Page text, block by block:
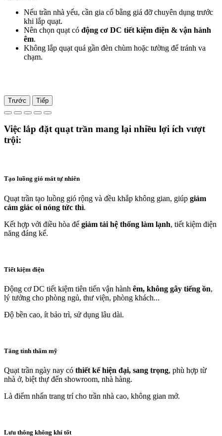
Nếu trần nhà yếu, cần gia cố bằng giá đỡ chuyên dụng trước
khi lắp quạt.
Nên chọn quạt có động cơ DC tiết kiệm điện & vận hành
êm.
Không lắp quạt quá gần đèn chùm hoặc tường để tránh va
chạm.
Trước Tiếp
Việc lắp đặt quạt trần mang lại nhiều lợi ích vượt
trội:
Tạo luồng gió mát tự nhiên
Quạt trần tạo luồng gió rộng và đều khắp không gian, giúp giảm
cảm giác oi nóng tức thì.
Kết hợp với điều hòa để giảm tải hệ thống làm lạnh, tiết kiệm điện
năng đáng kể.
Tiết kiệm điện
Động cơ DC tiết kiệm tiên tiến vận hành êm, không gây tiếng ồn,
lý tưởng cho phòng ngủ, thư viện, phòng khách...
Độ bền cao, ít bảo trì, sử dụng lâu dài.
Tăng tính thẩm mỹ
Quạt trần ngày nay có thiết kế hiện đại, sang trọng, phù hợp từ
nhà ở, biệt thự đến showroom, nhà hàng.
Là điểm nhấn trang trí cho trần nhà cao, không gian mở.
Lưu thông không khí tốt